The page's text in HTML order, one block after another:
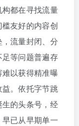
都在寻找流量
友好的内容创
流量封闭、分
等问题普遍存
以获得精准曝
。依托字节跳
的头条号，经
已从早期单一